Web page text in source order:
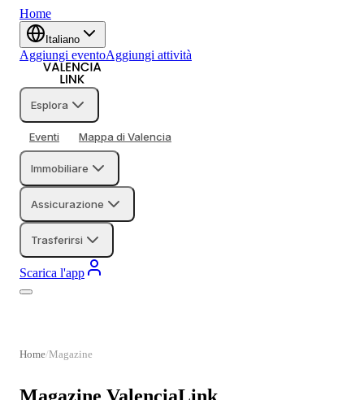
Home
Italiano
Aggiungi eventoAggiungi attività
Esplora
Eventi Mappa di Valencia
Immobiliare
Assicurazione
Trasferirsi
Scarica l'app
Home Magazine